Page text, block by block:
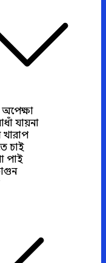
যায়না
চাই
পাই